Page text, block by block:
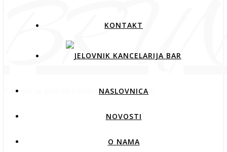
Kancelarija gdje se posao pretvara u užitak.
KONTAKT
NASLOVNICA
NOVOSTI
O NAMA